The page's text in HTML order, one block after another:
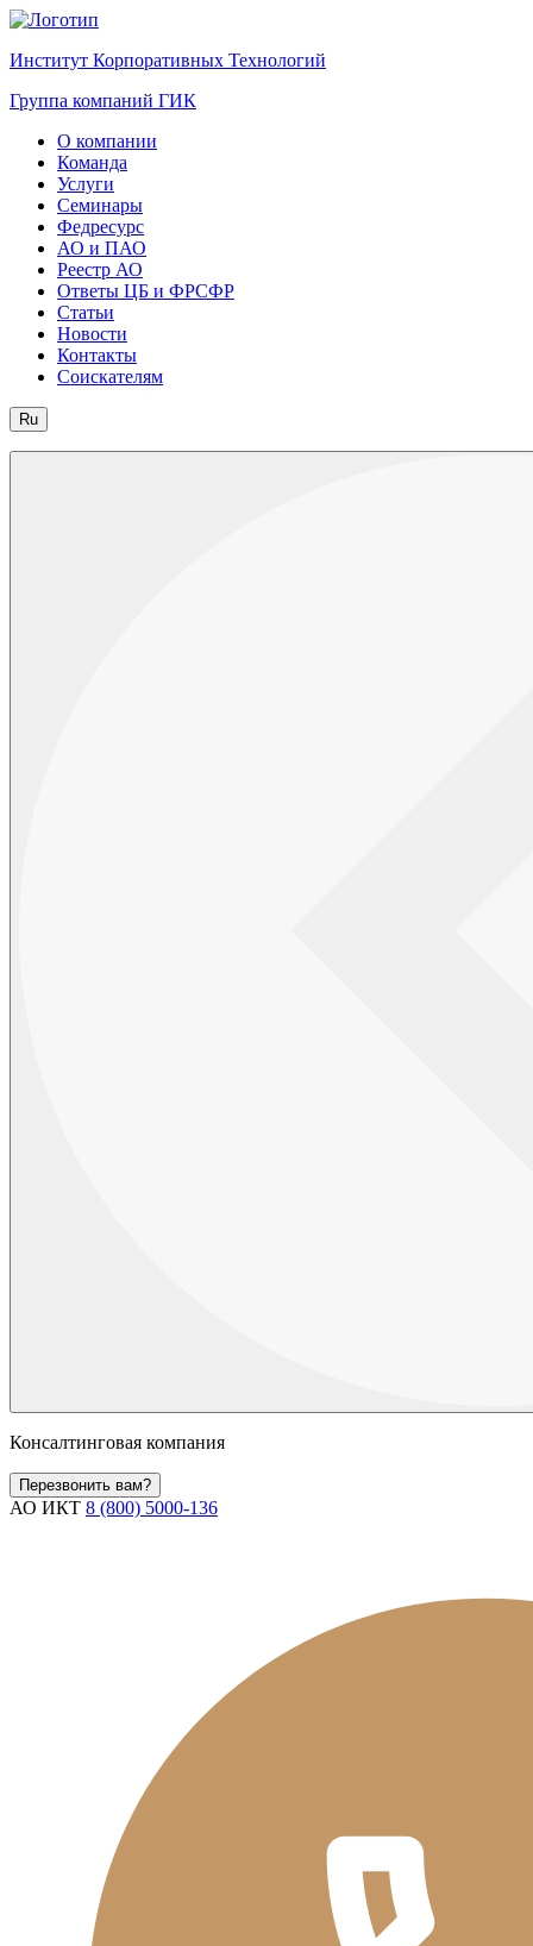
Институт Корпоративных Технологий
Группа компаний ГИК
О компании
Команда
Услуги
Семинары
Федресурс
АО и ПАО
Реестр АО
Ответы ЦБ и ФРСФР
Статьи
Новости
Контакты
Соискателям
Ru
Консалтинговая компания
Перезвонить вам?
АО ИКТ 8 (800) 5000-136